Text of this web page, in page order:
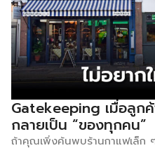
Gatekeeping เมื่อลูกค้
กลายเป็น “ของทุกคน”
ถ้าคุณเพิ่งค้นพบร้านกาแฟเล็ก